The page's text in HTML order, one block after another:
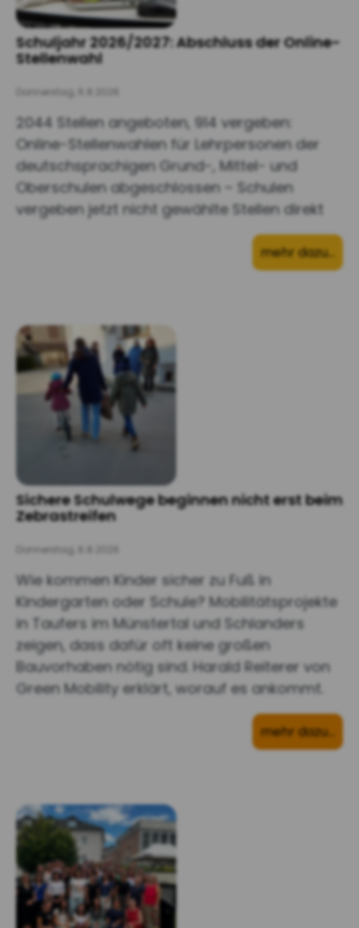
Schuljahr 2026/2027: Abschluss der Online-
Stellenwahl
Donnerstag, 6.8.2026
2044 Stellen angeboten, 914 vergeben:
Online-Stellenwahlen für Lehrpersonen der
deutschsprachigen Grund-, Mittel- und
Oberschulen abgeschlossen – Schulen
vergeben jetzt nicht gewählte Stellen direkt
mehr dazu…
Sichere Schulwege beginnen nicht erst beim
Zebrastreifen
Donnerstag, 6.8.2026
Wie kommen Kinder sicher zu Fuß in
Kindergarten oder Schule? Mobilitätsprojekte
in Taufers im Münstertal und Schlanders
zeigen, dass dafür oft keine großen
Bauvorhaben nötig sind. Harald Reiterer von
Green Mobility erklärt, worauf es ankommt.
mehr dazu…